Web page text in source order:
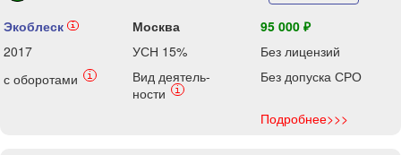
Экоблеск i Москва
95 000 ₽
2017
УСН 15%
Без лицензий
с оборотами
i
Вид деятель-
ности
i
Без допуска СРО
Подробнее>>>